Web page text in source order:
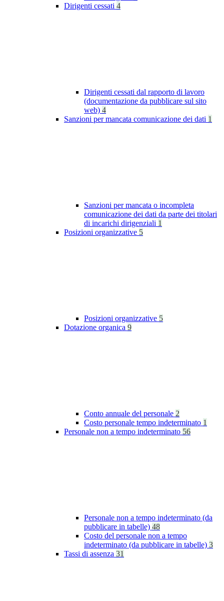
Dirigenti cessati 4
Dirigenti cessati dal rapporto di lavoro
(documentazione da pubblicare sul sito
web) 4
Sanzioni per mancata comunicazione dei dati 1
Sanzioni per mancata o incompleta
comunicazione dei dati da parte dei titolari
di incarichi dirigenziali 1
Posizioni organizzative 5
Posizioni organizzative 5
Dotazione organica 9
Conto annuale del personale 2
Costo personale tempo indeterminato 1
Personale non a tempo indeterminato 56
Personale non a tempo indeterminato (da
pubblicare in tabelle) 48
Costo del personale non a tempo
indeterminato (da pubblicare in tabelle) 3
Tassi di assenza 31